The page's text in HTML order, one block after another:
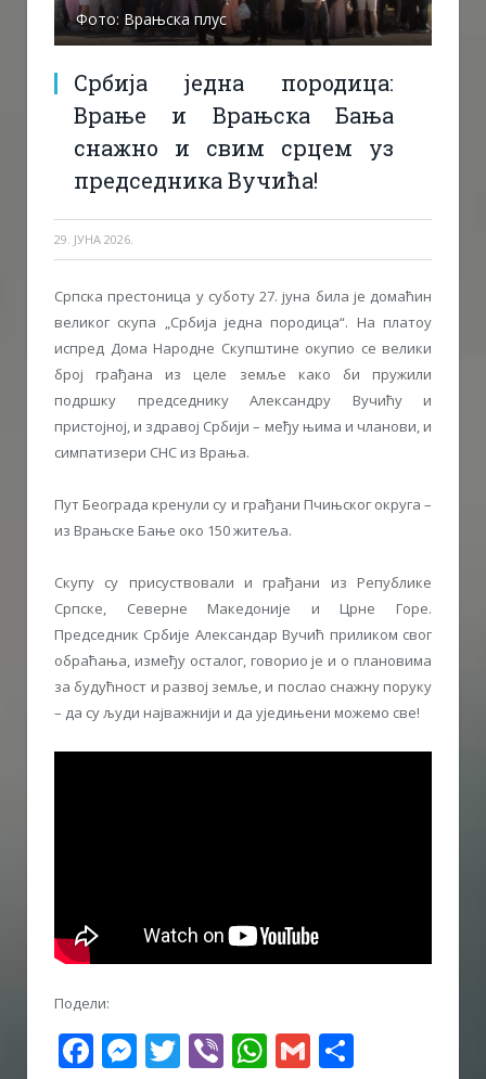
Фото: Врањска плус
Србија једна породица:
Врање и Врањска Бања
снажно и свим срцем уз
председника Вучића!
29. ЈУНА 2026.
Српска престоница у суботу 27. јуна била је домаћин
великог скупа „Србија једна породица“. На платоу
испред Дома Народне Скупштине окупио се велики
број грађана из целе земље како би пружили
подршку председнику Александру Вучићу и
пристојној, и здравој Србији – међу њима и чланови, и
симпатизери СНС из Врања.
Пут Београда кренули су и грађани Пчињског округа –
из Врањске Бање око 150 житеља.
Скупу су присуствовали и грађани из Републике
Српске, Северне Македоније и Црне Горе.
Председник Србије Александар Вучић приликом свог
обраћања, између осталог, говорио је и о плановима
за будућност и развој земље, и послао снажну поруку
– да су људи најважнији и да уједињени можемо све!
Подели:
Facebook
Messenger
Twitter
ViberWhatsApp
Gmail